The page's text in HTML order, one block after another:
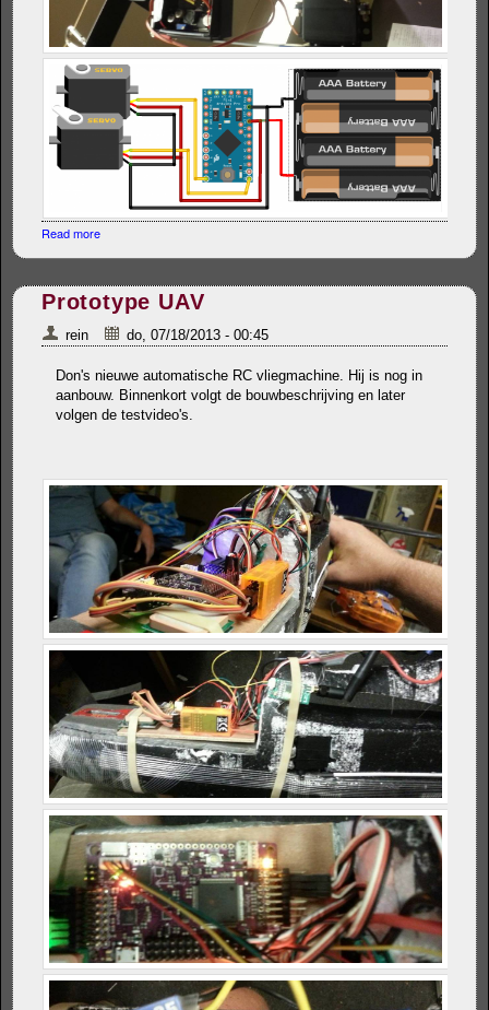
Read more
Prototype UAV
rein do, 07/18/2013 - 00:45
Don's nieuwe automatische RC vliegmachine. Hij is nog in
aanbouw. Binnenkort volgt de bouwbeschrijving en later
volgen de testvideo's.